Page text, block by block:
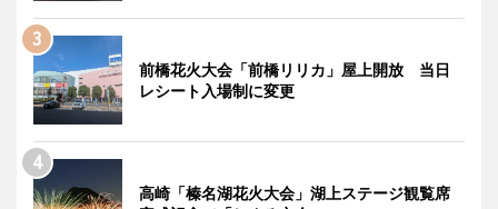
前橋花火大会「前橋リリカ」屋上開放 当日
レシート入場制に変更
高崎「榛名湖花火大会」湖上ステージ観覧席